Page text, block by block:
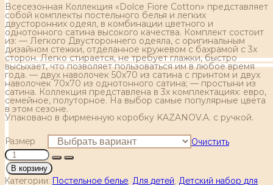
Всесезонная Коллекция «Dolce Fiore Cotton» представляет
собой комплекты постельного белья и легких
двусторонних одеял, в комбинации цветного и
однотонного сатина высокого качества. Комплект состоит
из: — Легкого Двустороннего одеяла, с оригинальным
дизайном стежки, отделанное кружевом с бахрамой с 3х
сторон. Легко стирается, не требует глажки, быстро
высыхает, что позволяет пользоваться им в любое время
года. — двух наволочек 50х70 из сатина с принтом и двух
наволочек 70х70 из однотонного сатина; — простыни из
сатина. Коллекция представлена в 3х комплектациях: евро,
семейное, полуторное. На выбор самые популярные цвета
в этом сезоне.
Упаковано в фирменную коробку KAZANOV.A. с ручкой.
Размер Очистить
В корзину
Категории: Постельное белье Для детей Детский набор для